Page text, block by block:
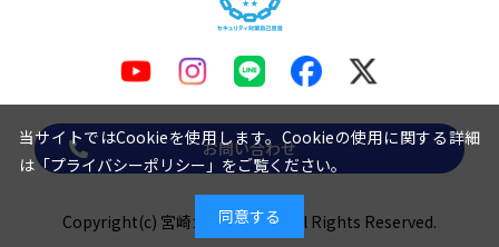
当サイトではCookieを使用します。Cookieの使用に関する詳細
は「プライバシーポリシー 」をご覧ください。
同意する
お問い合わせ
Copyright(c) 宮崎ガス株式会社 All Rights Reserved.